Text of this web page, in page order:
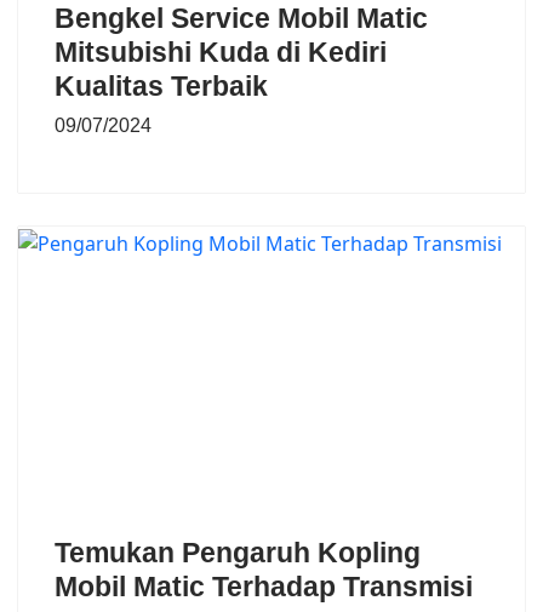
Bengkel Service Mobil Matic
Mitsubishi Kuda di Kediri
Kualitas Terbaik
09/07/2024
Temukan Pengaruh Kopling
Mobil Matic Terhadap Transmisi